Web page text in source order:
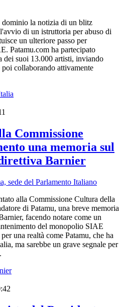
dominio la notizia di un blitz
di un istruttoria per abuso di
un ulteriore passo per
Patamu.com ha partecipato
suoi 13.000 artisti, inviando
collaborando attivamente
Commissione
una memoria sul
Barnier
alla Commissione Cultura della
di Patamu, una breve memoria
facendo notare come un
del monopolio SIAE
una realtà come Patamu, che ha
ma sarebbe un grave segnale per